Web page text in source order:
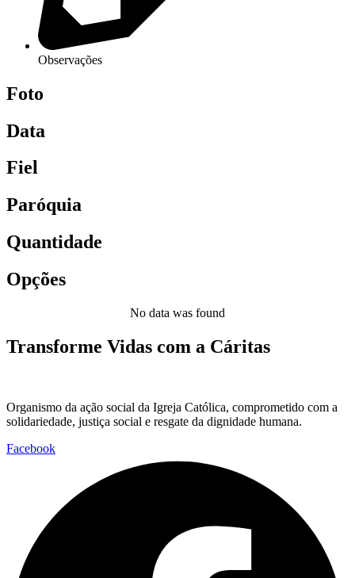
Observações
Foto
Data
Fiel
Paróquia
Quantidade
Opções
No data was found
Transforme Vidas com a Cáritas
Organismo da ação social da Igreja Católica, comprometido com a
solidariedade, justiça social e resgate da dignidade humana.
Facebook